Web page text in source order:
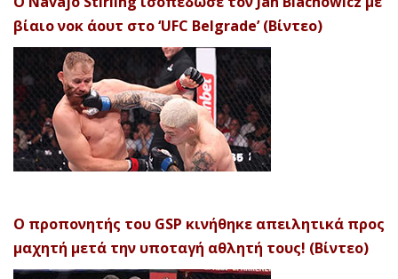
βίαιο νοκ άουτ στο ‘UFC Belgrade’ (Βίντεο)
Ο προπονητής του GSP κινήθηκε απειλητικά προς
μαχητή μετά την υποταγή αθλητή τους! (Βίντεο)